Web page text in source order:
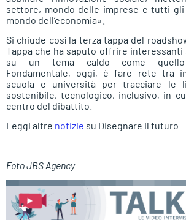
settore, mondo delle imprese e tutti
mondo dell’economia».
Si chiude così la terza tappa del
Tappa che ha saputo offrire
su un tema caldo come quello
Fondamentale, oggi, è fare rete tra
scuola e università per tracciare le
sostenibile, tecnologico, inclusivo, in
centro del dibattito.
Leggi altre notizie su Disegnare il futuro
Foto JBS Agency